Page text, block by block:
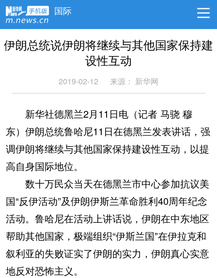
国际
伊朗总统说伊朗将继续与其他国家保持建
设性互动
2019-02-12 来源： 新华网
新华社德黑兰2月11日电（记者 马骁 穆
东）伊朗总统鲁哈尼11日在德黑兰发表讲话，强
调伊朗将继续与其他国家保持建设性互动，以提
高自身国际地位。
数十万民众当天在德黑兰市中心参加抗议美
国“反伊活动”及伊朗伊斯兰革命胜利40周年纪念
活动。鲁哈尼在活动上讲话说，伊朗在中东地区
帮助其他国家，极端组织“伊斯兰国”在伊拉克和
叙利亚的失败证实了伊朗的实力，伊朗真心实意
地反对恐怖主义。